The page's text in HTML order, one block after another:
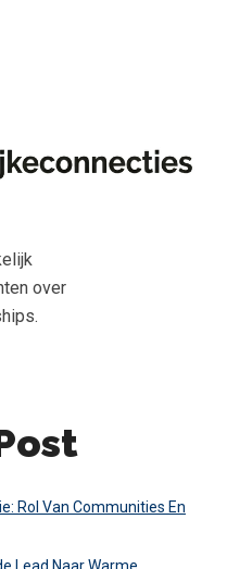
over
Rol Van Communities En